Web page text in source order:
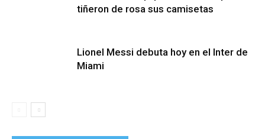
tiñeron de rosa sus camisetas
Lionel Messi debuta hoy en el Inter de
Miami